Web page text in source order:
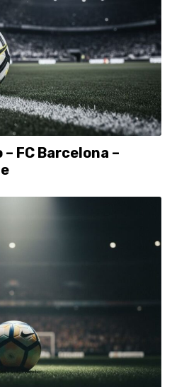
FC Barcelona –